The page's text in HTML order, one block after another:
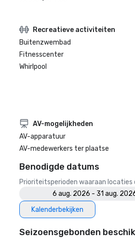
Recreatieve activiteiten
Buitenzwembad
Fitnesscenter
Whirlpool
AV-mogelijkheden
AV-apparatuur
AV-medewerkers ter plaatse
Benodigde datums
Prioriteitsperioden waaraan
6 aug. 2026 - 31 aug.
Kalenderbekijken
Seizoensgebonden